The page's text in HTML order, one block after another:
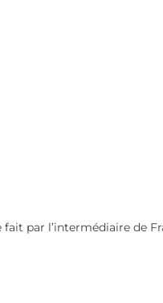
par l’intermédiaire de